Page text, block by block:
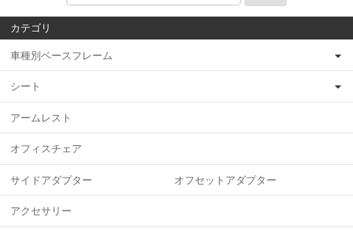
カテゴリ
車種別ベースフレーム
シート
アームレスト
オフィスチェア
サイドアダプター オフセットアダプター
アクセサリー